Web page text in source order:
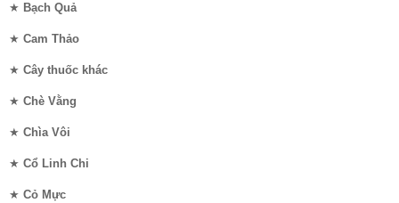
★ Bạch Quả
★ Cam Thảo
★ Cây thuốc khác
★ Chè Vằng
★ Chìa Vôi
★ Cổ Linh Chi
★ Cỏ Mực